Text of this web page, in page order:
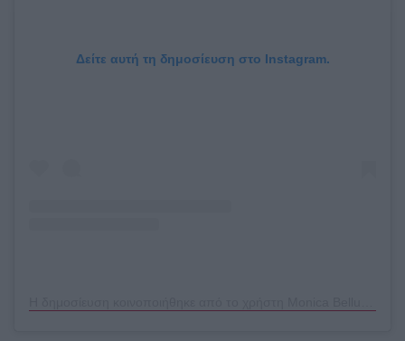
Δείτε αυτή τη δημοσίευση στο Instagram.